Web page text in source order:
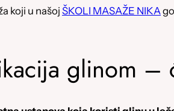
koji u našojŠKOLI MASAŽE NIKA
glinom –